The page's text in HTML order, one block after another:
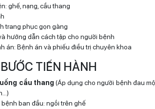
ghế, nạng, cầu thang
trang phục gọn gàng
hướng dẫn cách tập cho người bệnh
án: Bệnh án và phiếu điều trị chuyên khoa
TIẾN HÀNH
cầu thang (Áp dụng cho người bệnh đau
bệnh ban đầu: ngồi trên ghế